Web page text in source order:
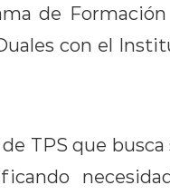
de
con el
TPS que busca